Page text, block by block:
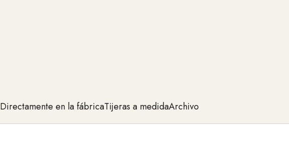
Directamente en la fábricaTijeras a medidaArchivo